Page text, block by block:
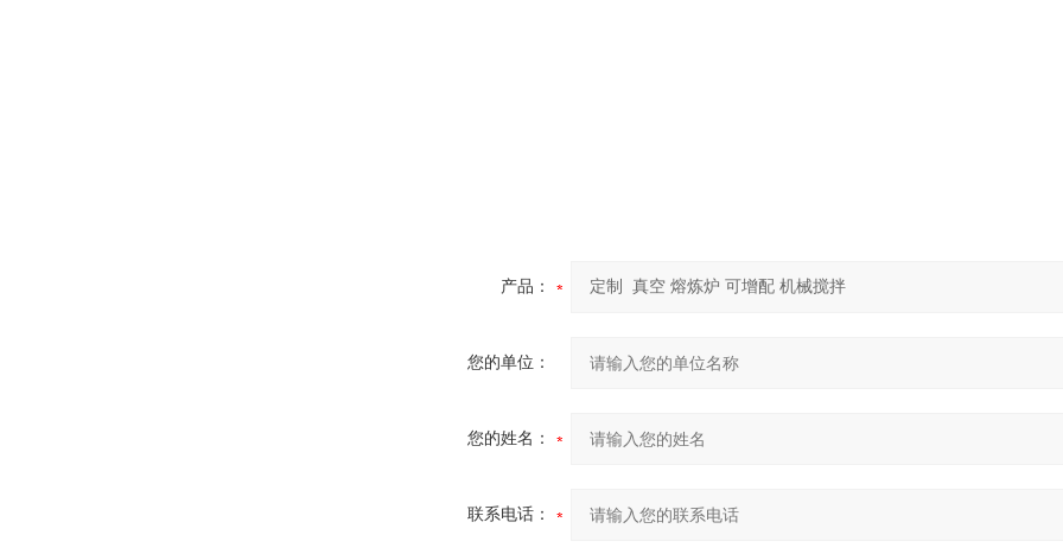
产品：
您的单位：
您的姓名：
联系电话：